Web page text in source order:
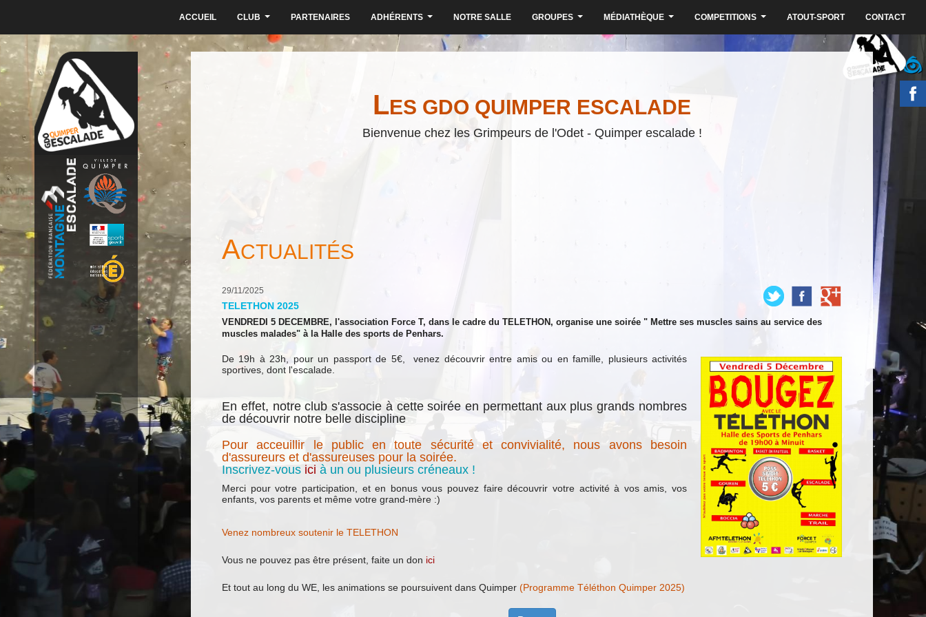
LES GDO QUIMPER ESCALADE
Bienvenue chez les Grimpeurs de l'Odet - Quimper escalade !
ACTUALITÉS
29/11/2025
TELETHON 2025
VENDREDI 5 DECEMBRE, l'association Force T, dans le cadre du TELETHON, organise une soirée " Mettre ses muscles sains au service des
muscles malades" à la Halle des sports de Penhars.
De 19h à 23h, pour un passport de 5€, venez découvrir entre amis ou en famille, plusieurs activités
sportives, dont l'escalade.
En effet, notre club s'associe à cette soirée en permettant aux plus grands nombres
de découvrir notre belle discipline
Pour acceuillir le public en toute sécurité et convivialité, nous avons besoin
d'assureurs et d'assureuses pour la soirée.
Inscrivez-vous ici à un ou plusieurs créneaux !
Merci pour votre participation, et en bonus vous pouvez faire découvrir votre activité à vos amis, vos
enfants, vos parents et même votre grand-mère :)
Venez nombreux soutenir le TELETHON
Vous ne pouvez pas être présent, faite un don ici
Et tout au long du WE, les animations se poursuivent dans Quimper (Programme Téléthon Quimper 2025)
ACCUEIL CLUB PARTENAIRES ADHÉRENTS NOTRE SALLE GROUPES MÉDIATHÈQUE COMPETITIONS ATOUT-SPORT CONTACT